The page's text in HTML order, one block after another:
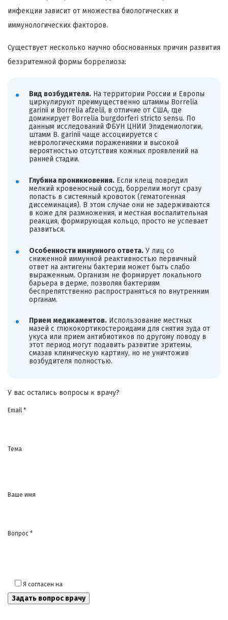
инфекции зависит от множества биологических и
иммунологических факторов.
Существует несколько научно обоснованных причин развития
безэритемной формы боррелиоза:
Вид возбудителя.На территории России и Европы
циркулируют преимущественно штаммы Borrelia
garinii и Borrelia afzelii, в отличие от США, где
доминирует Borrelia burgdorferi stricto sensu. По
данным исследований ФБУН ЦНИИ Эпидемиологии,
штамм B. garinii чаще ассоциируется с
неврологическими поражениями и высокой
вероятностью отсутствия кожных проявлений на
ранней стадии.
Глубина проникновения.Если клещ повредил
мелкий кровеносный сосуд, боррелии могут сразу
попасть в системный кровоток (гематогенная
диссеминация). В этом случае они не задерживаются
в коже для размножения, и местная воспалительная
реакция, формирующая кольцо, просто не успевает
развиться.
Особенности иммунного ответа.У лиц со
сниженной иммунной реактивностью первичный
ответ на антигены бактерии может быть слабо
выраженным. Организм не формирует локального
барьера в дерме, позволяя бактериям
беспрепятственно распространяться по внутренним
органам.
Прием медикаментов.Использование местных
мазей с глюкокортикостероидами для снятия зуда от
укуса или прием антибиотиков по другому поводу в
этот период могут подавить развитие эритемы,
смазав клиническую картину, но не уничтожив
возбудителя полностью.
У вас остались вопросы к врачу?
Email *
Тема
Ваше имя
Вопрос *
Я согласен на